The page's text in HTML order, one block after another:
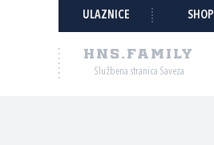
ULAZNICE SHOP
HNS.FAMILY
Službena stranica Saveza